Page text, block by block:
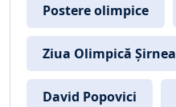
Postere olimpice
Ziua Olimpică Șirnea
David Popovici